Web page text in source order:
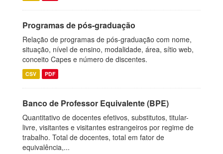
Programas de pós-graduação
Relação de programas de pós-graduação com nome,
situação, nível de ensino, modalidade, área, sítio web,
conceito Capes e número de discentes.
CSV PDF
Banco de Professor Equivalente (BPE)
Quantitativo de docentes efetivos, substitutos, titular-
livre, visitantes e visitantes estrangeiros por regime de
trabalho. Total de docentes, total em fator de
equivalência,...